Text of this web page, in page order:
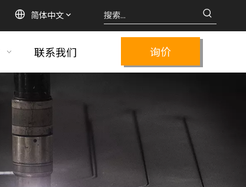
简体中文
联系我们 询价